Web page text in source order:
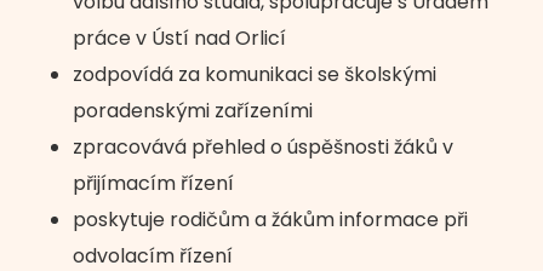
práce v Ústí nad Orlicí
zodpovídá za komunikaci se školskými
poradenskými zařízeními
zpracovává přehled o úspěšnosti žáků v
přijímacím řízení
poskytuje rodičům a žákům informace při
odvolacím řízení